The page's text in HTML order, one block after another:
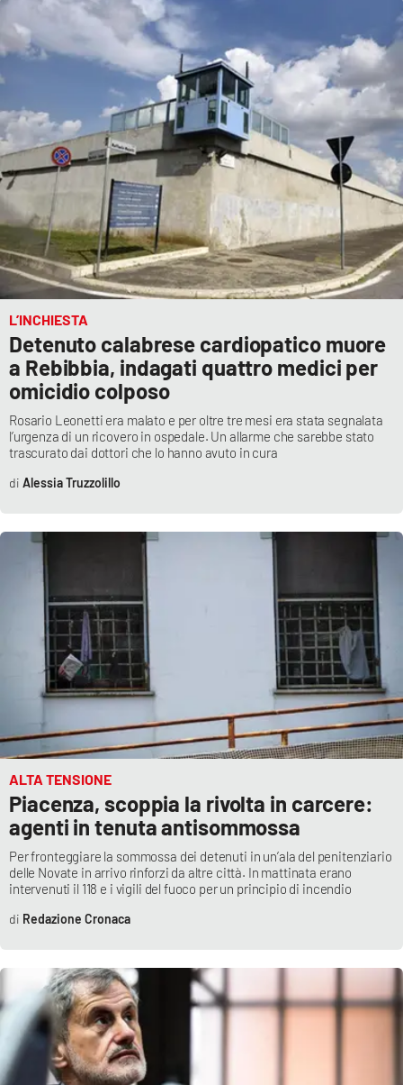
L’INCHIESTA
Detenuto calabrese cardiopatico muore
a Rebibbia, indagati quattro medici per
omicidio colposo
Rosario Leonetti era malato e per oltre tre mesi era stata segnalata
l’urgenza di un ricovero in ospedale. Un allarme che sarebbe stato
trascurato dai dottori che lo hanno avuto in cura
Alessia Truzzolillo
ALTA TENSIONE
Piacenza, scoppia la rivolta in carcere:
agenti in tenuta antisommossa
Per fronteggiare la sommossa dei detenuti in un’ala del penitenziario
delle Novate in arrivo rinforzi da altre città. In mattinata erano
intervenuti il 118 e i vigili del fuoco per un principio di incendio
Redazione Cronaca